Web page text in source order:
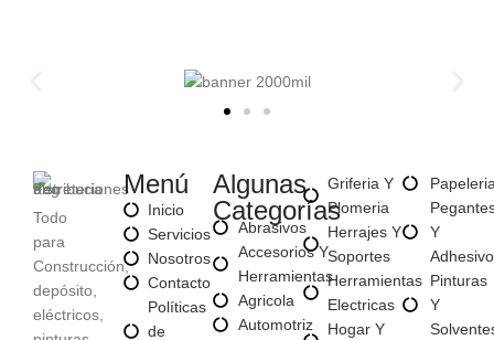
Todo
para
Construcción,
depósito,
eléctricos,
Menú
Inicio
Servicios
Nosotros
Contacto
Políticas
de
Algunas
Categorías
Abrasivos
Accesorios Y
Herramientas
Agricola
Automotriz
Griferia Y
Plomeria
Herrajes Y
Soportes
Herramientas
Electricas
Hogar Y
Y
Pinturas
Y